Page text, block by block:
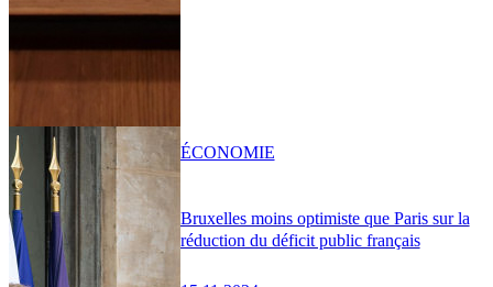
Bruxelles moins optimiste que Paris sur la
réduction du déficit public français
ÉCONOMIE